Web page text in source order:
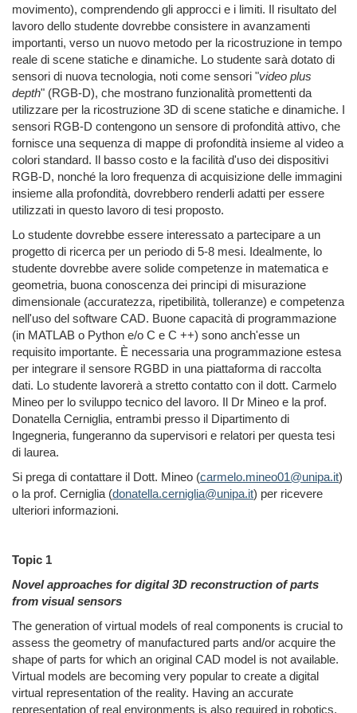
movimento), comprendendo gli approcci e i limiti. Il risultato del
lavoro dello studente dovrebbe consistere in avanzamenti
importanti, verso un nuovo metodo per la ricostruzione in tempo
reale di scene statiche e dinamiche. Lo studente sarà dotato di
sensori di nuova tecnologia, noti come sensori "video plus
depth" (RGB-D), che mostrano funzionalità promettenti da
utilizzare per la ricostruzione 3D di scene statiche e dinamiche. I
sensori RGB-D contengono un sensore di profondità attivo, che
fornisce una sequenza di mappe di profondità insieme al video a
colori standard. Il basso costo e la facilità d'uso dei dispositivi
RGB-D, nonché la loro frequenza di acquisizione delle immagini
insieme alla profondità, dovrebbero renderli adatti per essere
utilizzati in questo lavoro di tesi proposto.
Lo studente dovrebbe essere interessato a partecipare a un
progetto di ricerca per un periodo di 5-8 mesi. Idealmente, lo
studente dovrebbe avere solide competenze in matematica e
geometria, buona conoscenza dei principi di misurazione
dimensionale (accuratezza, ripetibilità, tolleranze) e competenza
nell'uso del software CAD. Buone capacità di programmazione
(in MATLAB o Python e/o C e C ++) sono anch'esse un
requisito importante. È necessaria una programmazione estesa
per integrare il sensore RGBD in una piattaforma di raccolta
dati. Lo studente lavorerà a stretto contatto con il dott. Carmelo
Mineo per lo sviluppo tecnico del lavoro. Il Dr Mineo e la prof.
Donatella Cerniglia, entrambi presso il Dipartimento di
Ingegneria, fungeranno da supervisori e relatori per questa tesi
di laurea.
Si prega di contattare il Dott. Mineo (carmelo.mineo01@unipa.it)
o la prof. Cerniglia (donatella.cerniglia@unipa.it) per ricevere
ulteriori informazioni.
Topic 1
Novel approaches for digital 3D reconstruction of parts
from visual sensors
The generation of virtual models of real components is crucial to
assess the geometry of manufactured parts and/or acquire the
shape of parts for which an original CAD model is not available.
Virtual models are becoming very popular to create a digital
virtual representation of the reality. Having an accurate
representation of real environments is also required in robotics,